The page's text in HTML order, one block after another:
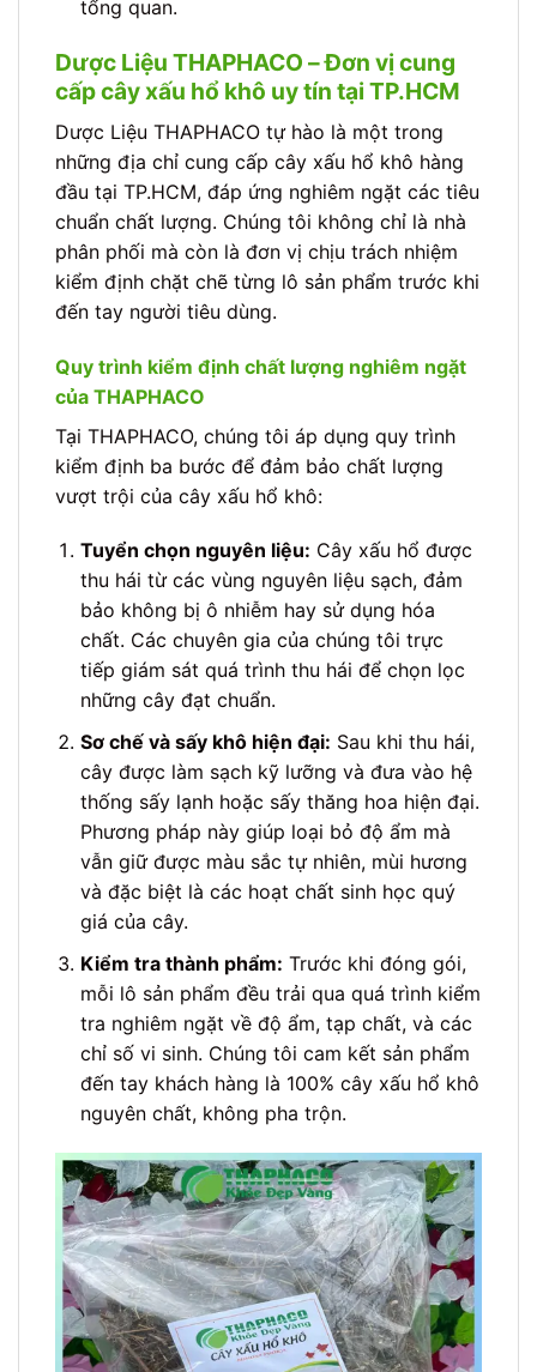
tổng quan.
Dược Liệu THAPHACO – Đơn vị cung
cấp cây xấu hổ khô uy tín tại TP.HCM
Dược Liệu THAPHACO tự hào là một trong
những địa chỉ cung cấp cây xấu hổ khô hàng
đầu tại TP.HCM, đáp ứng nghiêm ngặt các tiêu
chuẩn chất lượng. Chúng tôi không chỉ là nhà
phân phối mà còn là đơn vị chịu trách nhiệm
kiểm định chặt chẽ từng lô sản phẩm trước khi
đến tay người tiêu dùng.
Quy trình kiểm định chất lượng nghiêm ngặt
của THAPHACO
Tại THAPHACO, chúng tôi áp dụng quy trình
kiểm định ba bước để đảm bảo chất lượng
vượt trội của cây xấu hổ khô:
Tuyển chọn nguyên liệu: Cây xấu hổ được
thu hái từ các vùng nguyên liệu sạch, đảm
bảo không bị ô nhiễm hay sử dụng hóa
chất. Các chuyên gia của chúng tôi trực
tiếp giám sát quá trình thu hái để chọn lọc
những cây đạt chuẩn.
Sơ chế và sấy khô hiện đại: Sau khi thu hái,
cây được làm sạch kỹ lưỡng và đưa vào hệ
thống sấy lạnh hoặc sấy thăng hoa hiện đại.
Phương pháp này giúp loại bỏ độ ẩm mà
vẫn giữ được màu sắc tự nhiên, mùi hương
và đặc biệt là các hoạt chất sinh học quý
giá của cây.
Kiểm tra thành phẩm: Trước khi đóng gói,
mỗi lô sản phẩm đều trải qua quá trình kiểm
tra nghiêm ngặt về độ ẩm, tạp chất, và các
chỉ số vi sinh. Chúng tôi cam kết sản phẩm
đến tay khách hàng là 100% cây xấu hổ khô
nguyên chất, không pha trộn.